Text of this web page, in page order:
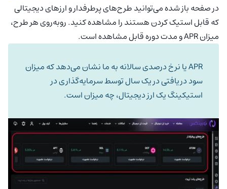
در صفحه باز شده می‌توانید طرح‌های پرطرفدار و ارزهای دیجیتالی
که قابل استیک کردن هستند را مشاهده کنید. روبه‌روی هر طرح،
میزان APR و مدت دوره قابل مشاهده است.
APR یا نرخ درصدی سالانه به ما نشان می‌دهد که میزان
سود دریافتی در یک سال توسط سرمایه‌گذاری در
استیکینگ یک ارز دیجیتال، چه میزان است.